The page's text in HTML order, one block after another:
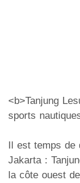
<b>Tanjung
sports
Il est temps de
Jakarta :
la côte ouest